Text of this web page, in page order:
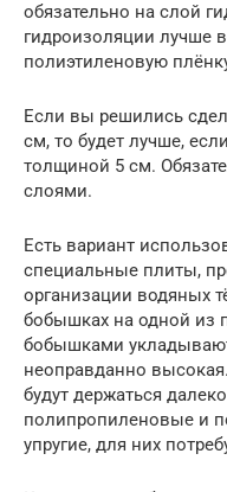
обязательно на слой
гидроизоляции лучше
полиэтиленовую
Если вы решились
см, то будет лучше,
толщиной 5 см.
слоями.
Есть вариант
специальные плиты,
организации водяных
бобышках на одной из
бобышками
неоправданно
будут держаться
полипропиленовые и
упругие, для них